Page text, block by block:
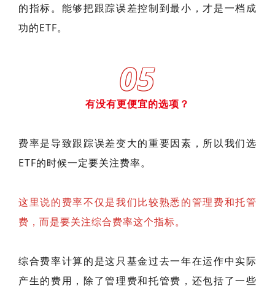
的指标。能够把跟踪误差控制到最小，才是一档成
功的ETF。
05
有没有更便宜的选项？
费率是导致跟踪误差变大的重要因素，所以我们选
ETF的时候一定要关注费率。
这里说的费率不仅是我们比较熟悉的管理费和托管
费，而是要关注综合费率这个指标。
综合费率计算的是这只基金过去一年在运作中实际
产生的费用，除了管理费和托管费，还包括了一些